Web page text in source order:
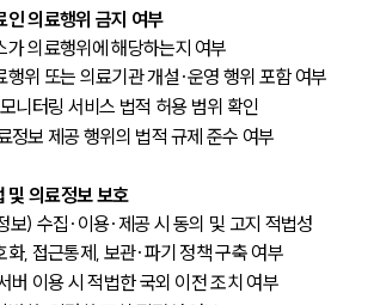
인 의료행위 금지 여부
의료행위에 해당하는지 여부
위 또는 의료기관 개설·운영 행위 포함 여부
니터링 서비스 법적 허용 범위 확인
보 제공 행위의 법적 규제 준수 여부
및 의료정보 보호
) 수집·이용·제공 시 동의 및 고지 적법성
, 접근통제, 보관·파기 정책 구축 여부
버 이용 시 적법한 국외 이전 조치 여부